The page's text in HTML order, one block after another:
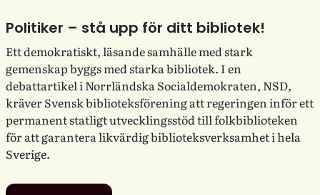
Politiker – stå upp för ditt bibliotek!
Ett demokratiskt, läsande samhälle med stark
gemenskap byggs med starka bibliotek. I en
debattartikel i Norrländska Socialdemokraten, NSD,
kräver Svensk biblioteksförening att regeringen inför ett
permanent statligt utvecklingsstöd till folkbiblioteken
för att garantera likvärdig biblioteksverksamhet i hela
Sverige.